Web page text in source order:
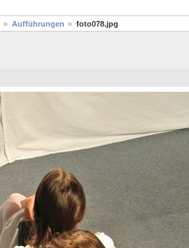
Aufführungen foto078.jpg